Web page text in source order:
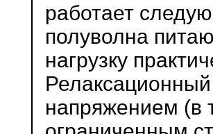
работает
полуволна
нагрузку
напряжением (в